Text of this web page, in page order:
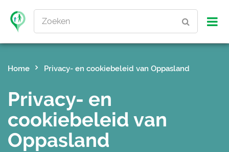
Zoeken
Home Privacy- en cookiebeleid van Oppasland
Privacy- en
cookiebeleid van
Oppasland